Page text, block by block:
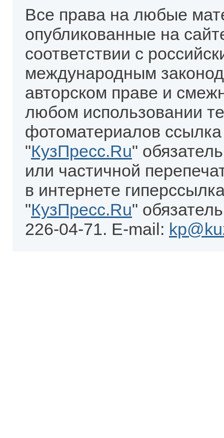
Все права на любые
опубликованные на
соответствии с
международным
авторском праве и
любом использовании
фотоматериалов
"КузПресс.Ru"
или частичной
в интернете
"КузПресс.Ru"
226-04-71. E-mail: